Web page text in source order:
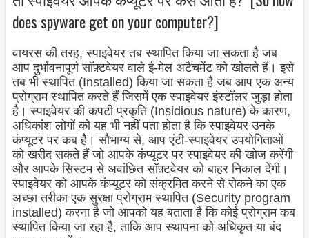
does spyware get on your computer?]
वायरस की तरह, स्पाइवेयर तब स्थापित किया जा सकता है जब
आप दुर्भावनापूर्ण सॉफ़्टवेयर वाले ई-मेल अटैचमेंट को खोलते हैं। इसे
तब भी स्थापित (Installed) किया जा सकता है जब आप एक अन्य
प्रोग्राम स्थापित करते हैं जिसमें एक स्पाइवेयर इंस्टॉलर जुड़ा होता
है। स्पाइवेयर की कपटी प्रकृति (Insidious nature) के कारण,
अधिकांश लोगों को यह भी नहीं पता होता है कि स्पाइवेयर उनके
कंप्यूटर पर कब है। सौभाग्य से, आप एंटी-स्पाइवेयर उपयोगिताओं
को खरीद सकते हैं जो आपके कंप्यूटर पर स्पाइवेयर की खोज करेंगी
और आपके सिस्टम से अवांछित सॉफ़्टवेयर को बाहर निकाल देंगी।
स्पाइवेयर को आपके कंप्यूटर को संक्रमित करने से रोकने का एक
अच्छा तरीका एक सुरक्षा प्रोग्राम स्थापित (Security program
installed) करना है जो आपको यह बताता है कि कोई प्रोग्राम कब
स्थापित किया जा रहा है, ताकि आप स्थापना को अधिकृत या बंद